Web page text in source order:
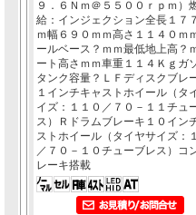
９．６Ｎｍ＠５５００ｒｐｍ）
給：インジェクション全長１７
ｍ幅６９０ｍｍ高さ１１４０ｍ
ールベース？ｍｍ最低地上高？
ート高さｍｍ車重１１４Ｋｇガ
タンク容量？ＬＦディスクブレ
１インチキャストホイール（タ
イズ：１１０／７０－１１チュ
ス）Ｒドラムブレーキ１０イン
ストホイール（タイヤサイズ：
／７０－１０チューブレス）コ
レーキ搭載